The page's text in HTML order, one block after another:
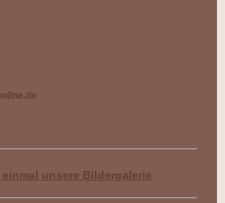
unsere Bildergalerie